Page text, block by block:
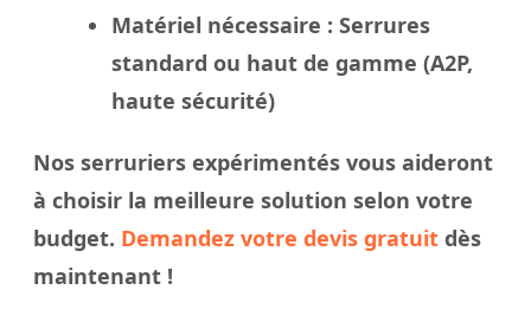
Matériel nécessaire : Serrures
standard ou haut de gamme (A2P,
haute sécurité)
Nos serruriers expérimentés vous aideront
à choisir la meilleure solution selon votre
budget. Demandez votre devis gratuit dès
maintenant !